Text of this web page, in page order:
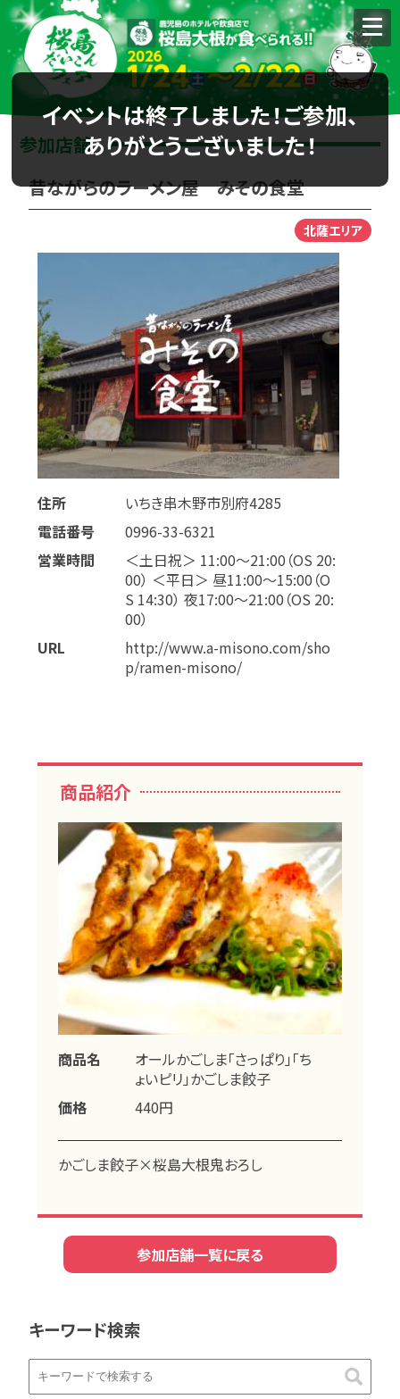
イベントは終了しました！ご参加、
ありがとうございました！
参加店舗
昔ながらのラーメン屋 みその食堂
北薩エリア
住所
いちき串木野市別府4285
電話番号
0996-33-6321
営業時間
＜土日祝＞ 11:00～21:00（OS 20:
00） ＜平日＞ 昼11:00～15:00（O
S 14:30） 夜17:00～21:00（OS 20:
00）
URL
http://www.a-misono.com/sho
p/ramen-misono/
商品紹介
商品名
オールかごしま「さっぱり」「ち
ょいピリ」かごしま餃子
価格
440円
かごしま餃子×桜島大根鬼おろし
参加店舗一覧に戻る
キーワード検索